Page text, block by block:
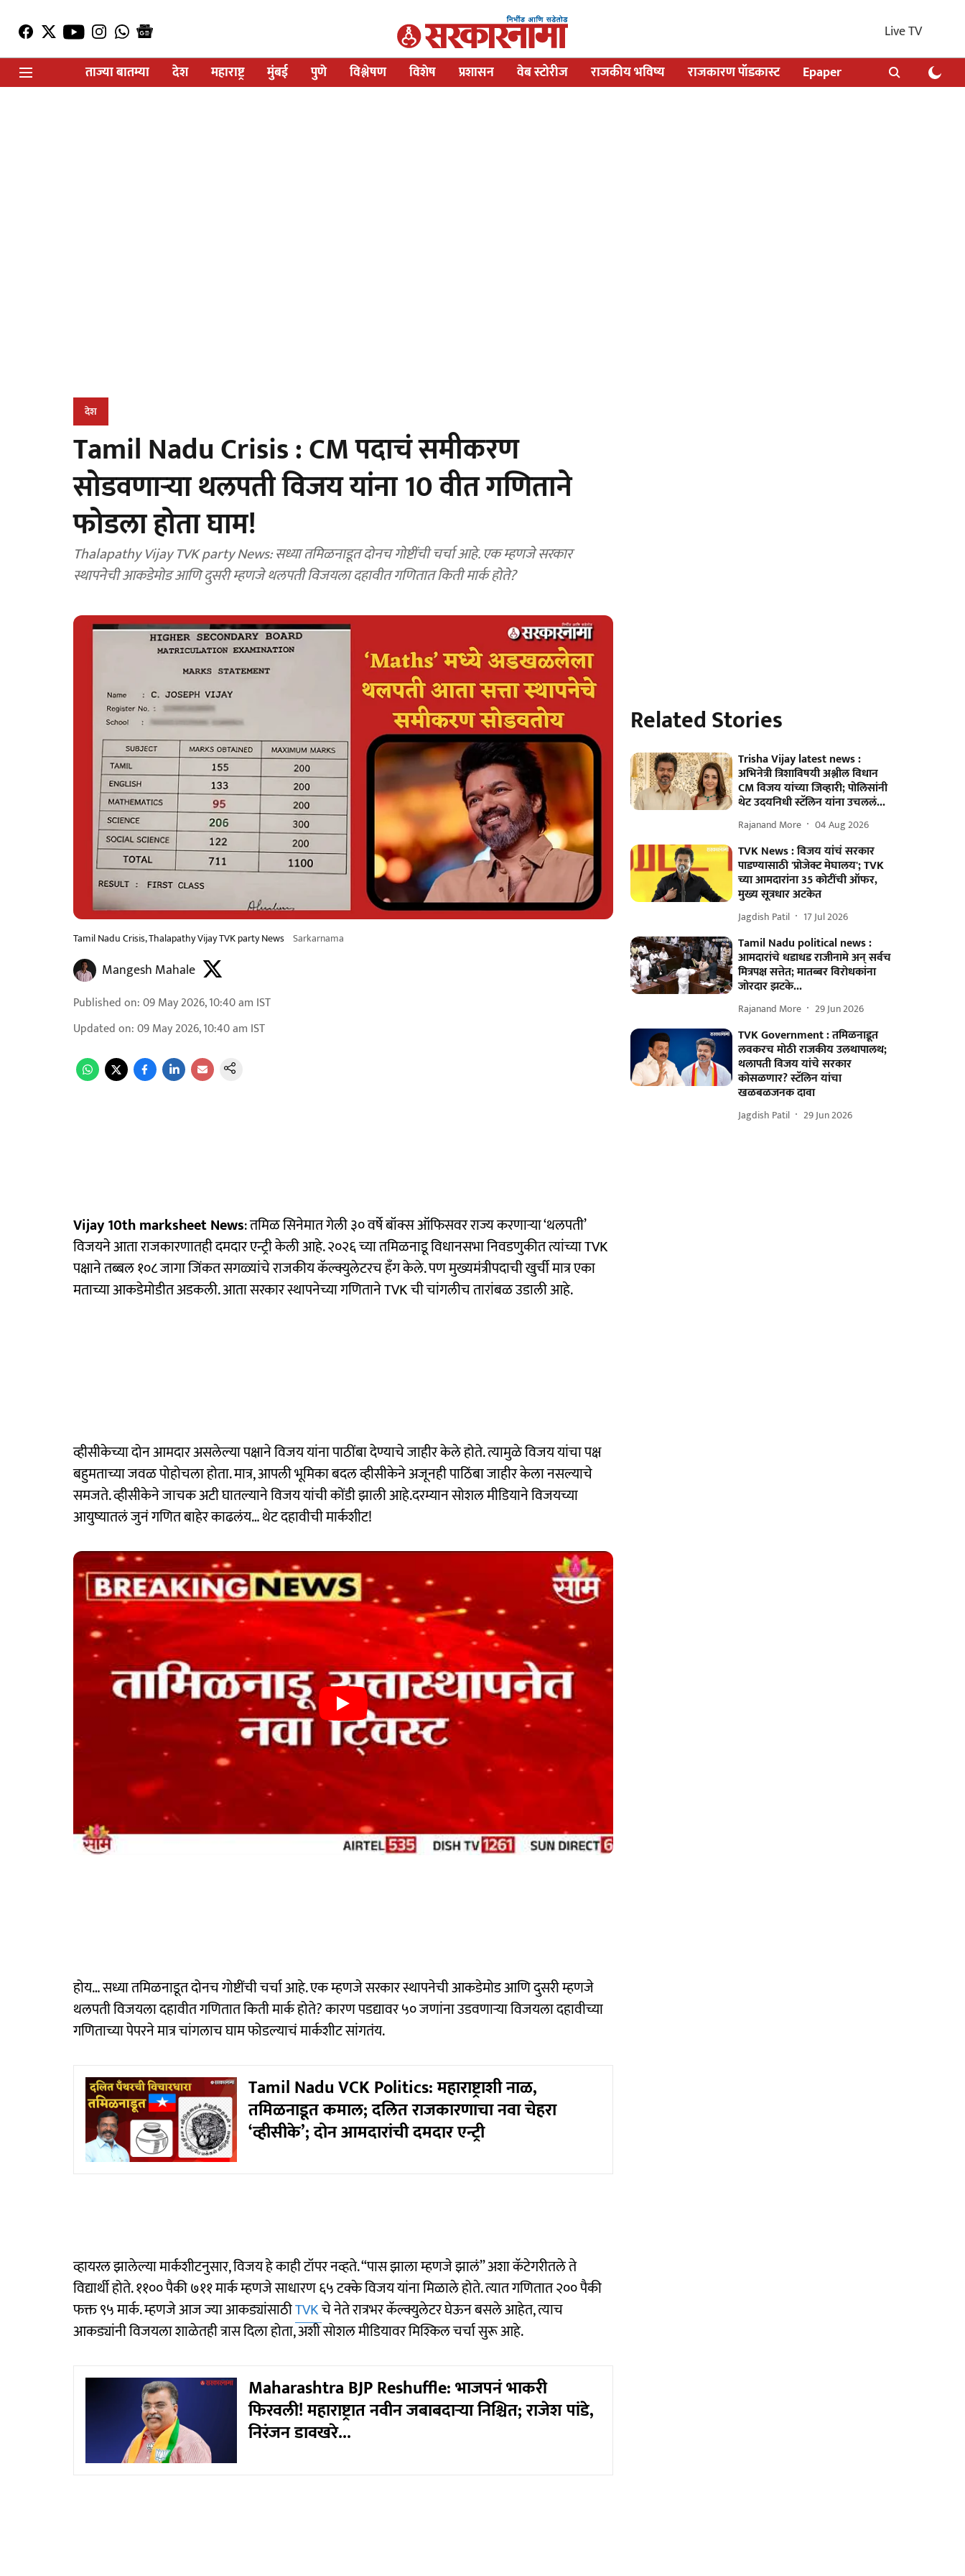
Live TV
ताज्या बातम्या
देश महाराष्ट्र मुंबई पुणे विश्लेषण विशेष प्रशासन वेब स्टोरीज राजकीय भविष्य राजकारण पॉडकास्ट Epaper
देश
Tamil Nadu Crisis : CM पदाचं समीकरण
सोडवणाऱ्या थलपती विजय यांना 10 वीत गणिताने
फोडला होता घाम!
Thalapathy Vijay TVK party News: सध्या तमिळनाडूत दोनच गोष्टींची चर्चा आहे. एक म्हणजे सरकार
स्थापनेची आकडेमोड आणि दुसरी म्हणजे थलपती विजयला दहावीत गणितात किती मार्क होते?
Tamil Nadu Crisis, Thalapathy Vijay TVK party News Sarkarnama
Mangesh Mahale
Published on:09 May 2026, 10:40 am IST
Updated on:09 May 2026, 10:40 am IST
Vijay 10th marksheet News: तमिळ सिनेमात गेली ३० वर्षे बॉक्स ऑफिसवर राज्य करणाऱ्या ‘थलपती’
विजयने आता राजकारणातही दमदार एन्ट्री केली आहे. २०२६ च्या तमिळनाडू विधानसभा निवडणुकीत त्यांच्या TVK
पक्षाने तब्बल १०८ जागा जिंकत सगळ्यांचे राजकीय कॅल्क्युलेटरच हँग केले. पण मुख्यमंत्रीपदाची खुर्ची मात्र एका
मताच्या आकडेमोडीत अडकली. आता सरकार स्थापनेच्या गणिताने TVK ची चांगलीच तारांबळ उडाली आहे.
व्हीसीकेच्या दोन आमदार असलेल्या पक्षाने विजय यांना पाठींबा देण्याचे जाहीर केले होते. त्यामुळे विजय यांचा पक्ष
बहुमताच्या जवळ पोहोचला होता. मात्र, आपली भूमिका बदल व्हीसीकेने अजूनही पाठिंबा जाहीर केला नसल्याचे
समजते. व्हीसीकेने जाचक अटी घातल्याने विजय यांची कोंडी झाली आहे.दरम्यान सोशल मीडियाने विजयच्या
आयुष्यातलं जुनं गणित बाहेर काढलंय… थेट दहावीची मार्कशीट!
होय… सध्या तमिळनाडूत दोनच गोष्टींची चर्चा आहे. एक म्हणजे सरकार स्थापनेची आकडेमोड आणि दुसरी म्हणजे
थलपती विजयला दहावीत गणितात किती मार्क होते? कारण पडद्यावर ५० जणांना उडवणाऱ्या विजयला दहावीच्या
गणिताच्या पेपरने मात्र चांगलाच घाम फोडल्याचं मार्कशीट सांगतंय.
Tamil Nadu VCK Politics: महाराष्ट्राशी नाळ,
तमिळनाडूत कमाल; दलित राजकारणाचा नवा चेहरा
‘व्हीसीके’; दोन आमदारांची दमदार एन्ट्री
व्हायरल झालेल्या मार्कशीटनुसार, विजय हे काही टॉपर नव्हते. “पास झाला म्हणजे झालं” अशा कॅटेगरीतले ते
विद्यार्थी होते. ११०० पैकी ७११ मार्क म्हणजे साधारण ६५ टक्के विजय यांना मिळाले होते. त्यात गणितात २०० पैकी
फक्त ९५ मार्क. म्हणजे आज ज्या आकड्यांसाठीTVKचे नेते रात्रभर कॅल्क्युलेटर घेऊन बसले आहेत, त्याच
आकड्यांनी विजयला शाळेतही त्रास दिला होता, अशी सोशल मीडियावर मिश्किल चर्चा सुरू आहे.
Maharashtra BJP Reshuffle: भाजपनं भाकरी
फिरवली! महाराष्ट्रात नवीन जबाबदाऱ्या निश्चित; राजेश पांडे,
निरंजन डावखरे...
Related Stories
Trisha Vijay latest news :
अभिनेत्री त्रिशाविषयी अश्लील विधान
CM विजय यांच्या जिव्हारी; पोलिसांनी
थेट उदयनिधी स्टॅलिन यांना उचललं...
Rajanand More 04 Aug 2026
TVK News : विजय यांचं सरकार
पाडण्यासाठी 'प्रोजेक्ट मेघालय'; TVK
च्या आमदारांना 35 कोटींची ऑफर,
मुख्य सूत्रधार अटकेत
Jagdish Patil 17 Jul 2026
Tamil Nadu political news :
आमदारांचे धडाधड राजीनामे अन् सर्वच
मित्रपक्ष सत्तेत; मातब्बर विरोधकांना
जोरदार झटके...
Rajanand More 29 Jun 2026
TVK Government : तमिळनाडूत
लवकरच मोठी राजकीय उलथापालथ;
थलापती विजय यांचे सरकार
कोसळणार? स्टॅलिन यांचा
खळबळजनक दावा
Jagdish Patil 29 Jun 2026